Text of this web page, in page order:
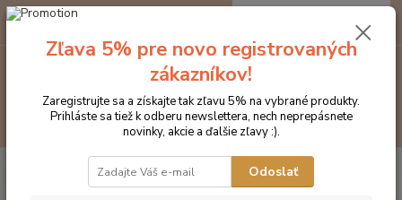
Hľadať
za0 €
Značka oblečenia MONTAR ZĽAVY!
Jazdecké nohavice
MONTAR jazdecké nohavice LYDIA vysoký pás
Zľava 5% pre novo registrovaných
zákazníkov!
Zaregistrujte sa a získajte tak zľavu 5% na vybrané produkty.
Prihláste sa tiež k odberu newslettera, nech neprepásnete
novinky, akcie a ďalšie zľavy :).
Odoslať